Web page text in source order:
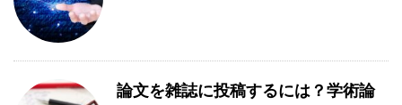
論文を雑誌に投稿するには？学術論